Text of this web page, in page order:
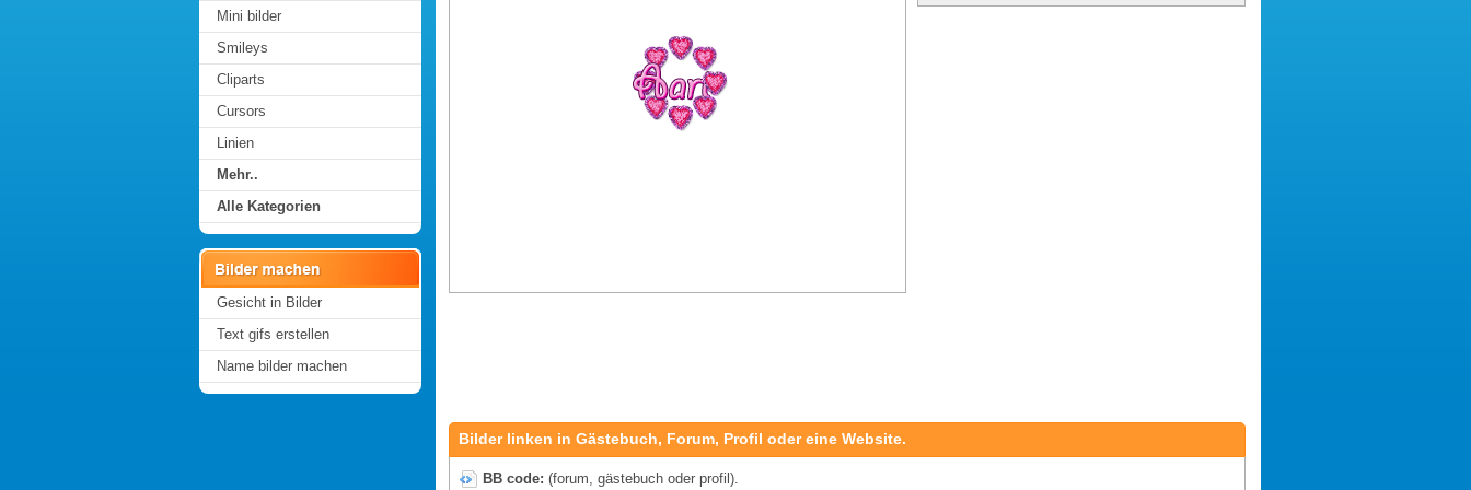
Mini bilder
Smileys
Cliparts
Cursors
Linien
Mehr..
Alle Kategorien
Gesicht in Bilder
Text gifs erstellen
Name bilder machen
Bilder linken in Gästebuch, Forum, Profil oder eine Website.
BB code: (forum, gästebuch oder profil).